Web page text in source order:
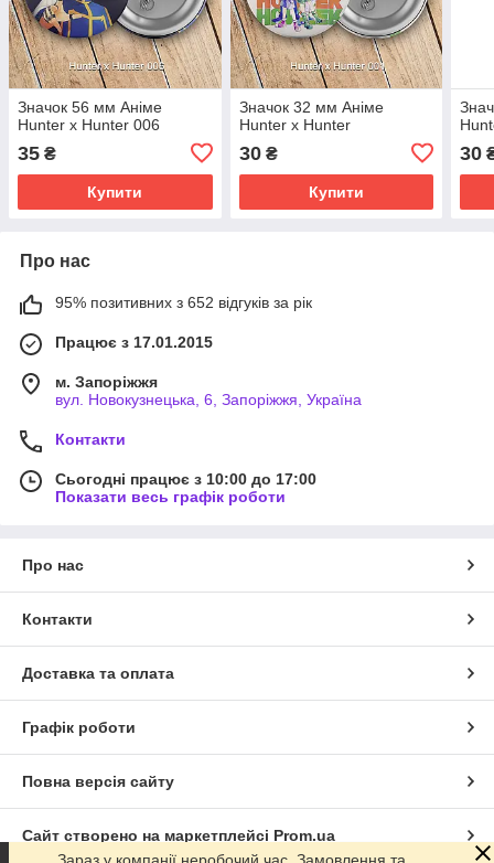
Значок 56 мм Аніме
Hunter x Hunter 006
35 ₴
Купити
Значок 32 мм Аніме
Hunter x Hunter
30₴
Купити
30
Про нас
95% позитивних з 652 відгуків за рік
Працює з 17.01.2015
м. Запоріжжя
вул. Новокузнецька, 6, Запоріжжя, Україна
Контакти
Сьогодні працює з 10:00 до 17:00
Показати весь графік роботи
Про нас
Контакти
Доставка та оплата
Графік роботи
Повна версія сайту
Сайт створено на маркетплейсі Prom.ua